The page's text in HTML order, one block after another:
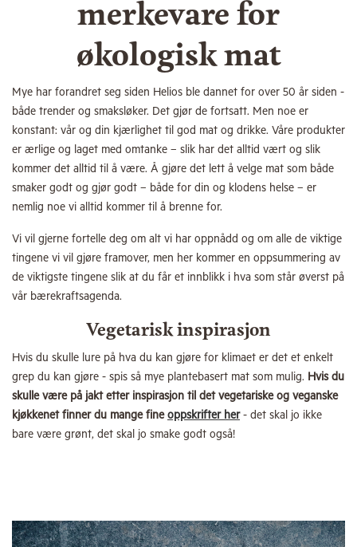
merkevare for
økologisk mat
Mye har forandret seg siden Helios ble dannet for over 50 år siden -
både trender og smaksløker. Det gjør de fortsatt. Men noe er
konstant: vår og din kjærlighet til god mat og drikke. Våre produkter
er ærlige og laget med omtanke – slik har det alltid vært og slik
kommer det alltid til å være. Å gjøre det lett å velge mat som både
smaker godt og gjør godt – både for din og klodens helse – er
nemlig noe vi alltid kommer til å brenne for.
Vi vil gjerne fortelle deg om alt vi har oppnådd og om alle de viktige
tingene vi vil gjøre framover, men her kommer en oppsummering av
de viktigste tingene slik at du får et innblikk i hva som står øverst på
vår bærekraftsagenda.
Vegetarisk inspirasjon
Hvis du skulle lure på hva du kan gjøre for klimaet er det et enkelt
grep du kan gjøre - spis så mye plantebasert mat som mulig. Hvis du
skulle være på jakt etter inspirasjon til det vegetariske og veganske
kjøkkenet finner du mange fineoppskrifter her- det skal jo ikke
bare være grønt, det skal jo smake godt også!